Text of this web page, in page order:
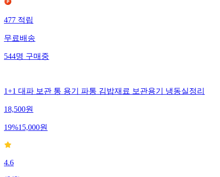
477적립
무료배송
544명구매중
1+1 대파 보관 통 용기 파통 김밥재료 보관용기 냉동실정리
18,500원
19%15,000원
4.6